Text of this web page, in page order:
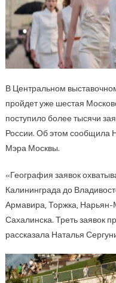
В Центральном
пройдет уже шестая
поступило более тысячи
России. Об этом сообщила
Мэра Москвы.
«География заявок
Калининграда до
Армавира, Торжка,
Сахалинска. Треть заявок
рассказала Наталья